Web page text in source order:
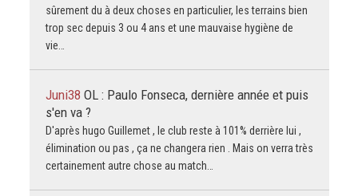
sûrement du à deux choses en particulier, les terrains bien
trop sec depuis 3 ou 4 ans et une mauvaise hygiène de
vie…
Juni38 OL : Paulo Fonseca, dernière année et puis
s'en va ?
D'après hugo Guillemet , le club reste à 101% derrière lui ,
élimination ou pas , ça ne changera rien . Mais on verra très
certainement autre chose au match…